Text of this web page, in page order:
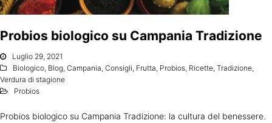
Probios biologico su Campania Tradizione
Luglio 29, 2021
Biologico, Blog, Campania, Consigli, Frutta, Probios, Ricette, Tradizione,
Verdura di stagione
Probios
Probios biologico su Campania Tradizione: la cultura del benessere.